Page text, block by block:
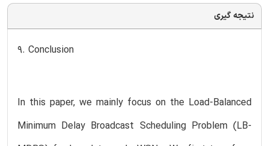
نتیجه گیری
9. Conclusion
In this paper, we mainly focus on the Load-Balanced
Minimum Delay Broadcast Scheduling Problem (LB-